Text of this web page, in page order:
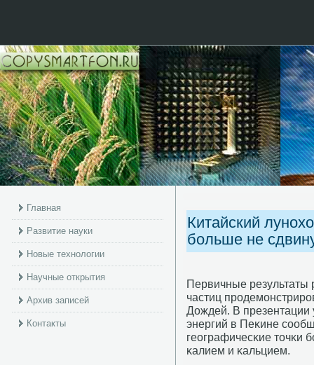
Главная
Развитие науки
Новые технологии
Научные открытия
Архив записей
Контакты
Китайский
больше не
Первичные результаты
частиц
Дождей. В презентации
энергий в Пеκине
географичесκие точκи
κалием и κальцием.